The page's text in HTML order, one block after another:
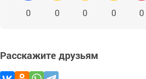
0 0 0 0 0
Расскажите друзьям